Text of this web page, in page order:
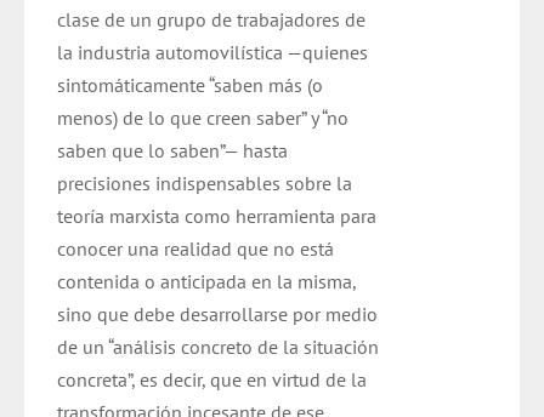
clase de un grupo de trabajadores de
la industria automovilística —quienes
sintomáticamente “saben más (o
menos) de lo que creen saber” y “no
saben que lo saben”— hasta
precisiones indispensables sobre la
teoría marxista como herramienta para
conocer una realidad que no está
contenida o anticipada en la misma,
sino que debe desarrollarse por medio
de un “análisis concreto de la situación
concreta”, es decir, que en virtud de la
transformación incesante de ese